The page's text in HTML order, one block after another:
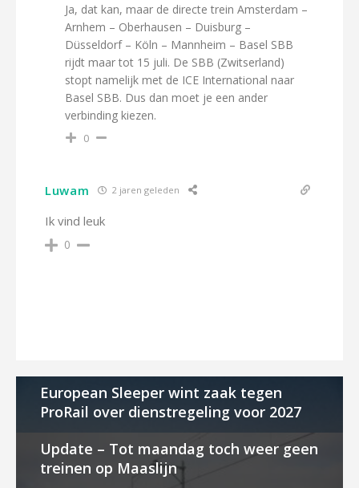
Ja, dat kan, maar de directe trein Amsterdam –
Arnhem – Oberhausen – Duisburg –
Düsseldorf – Köln – Mannheim – Basel SBB
rijdt maar tot 15 juli. De SBB (Zwitserland)
stopt namelijk met de ICE International naar
Basel SBB. Dus dan moet je een ander
verbinding kiezen.
0
Luwam 2 jaren geleden
Ik vind leuk
0
European Sleeper wint zaak tegen
ProRail over dienstregeling voor 2027
Update – Tot maandag toch weer geen
treinen op Maaslijn